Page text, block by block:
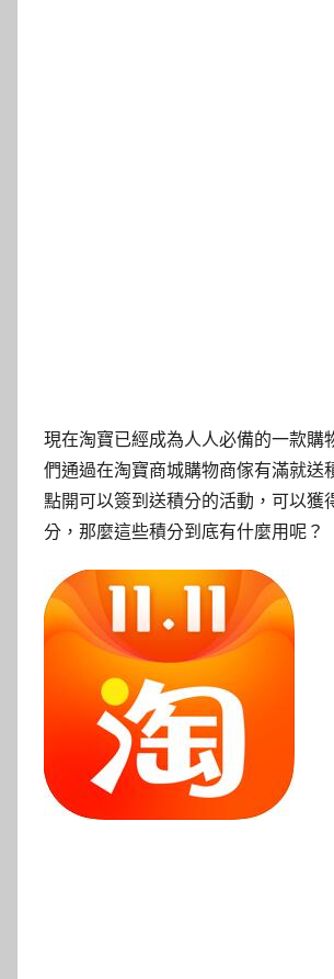
現在淘寶已經成為人人必備的一款購
們通過在淘寶商城購物商傢有滿就送
點開可以簽到送積分的活動，可以獲
分，那麼這些積分到底有什麼用呢？